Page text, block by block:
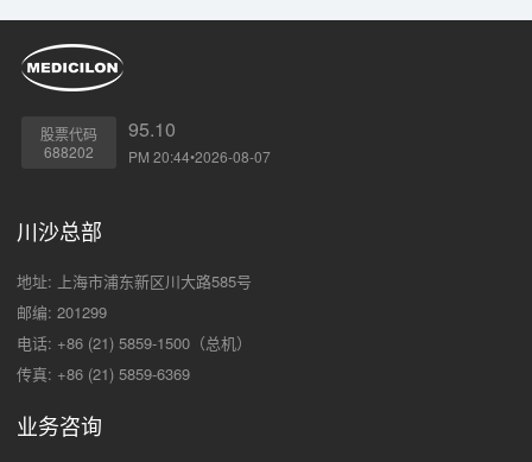
股票代码
688202
95.10
PM 20:44•2026-08-07
川沙总部
地址: 上海市浦东新区川大路585号
邮编: 201299
电话: +86 (21) 5859-1500（总机）
传真: +86 (21) 5859-6369
业务咨询